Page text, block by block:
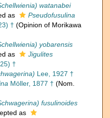
watanabei
as
Pseudofusulina
† (Opinion of Morikawa
yobarensis
as
Jigulites
†
Lee, 1927 †
Möller, 1877 † (Nom.
fusulinoides
as